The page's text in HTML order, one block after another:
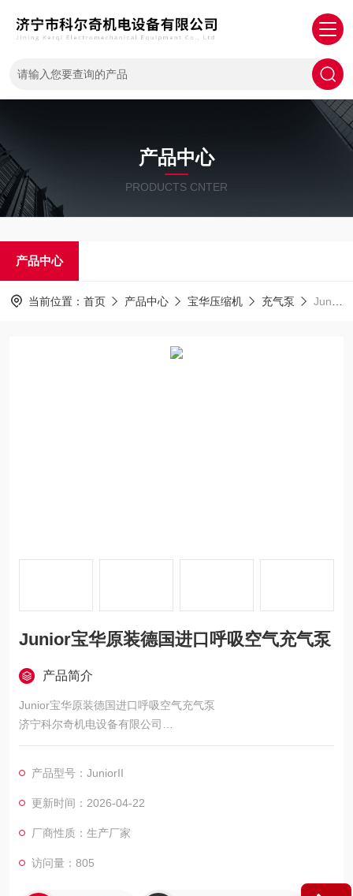
产品中心
PRODUCTS CNTER
产品中心
当前位置： 首页 产品中心 宝华压缩机 充气泵 JuniorIIJunior宝华原装德国进口呼吸空气充气泵
Junior宝华原装德国进口呼吸空气充气泵
产品简介
Junior宝华原装德国进口呼吸空气充气泵
济宁科尔奇机电设备有限公司
较好紧凑的便携式 BAUER 压缩机：具有较好小的尺寸和成熟的
广泛的使用可能性：适用于潜水运动员、船运用途、呼吸保护用
途、漆弹和防护运动等。
耐用性、可靠性、多种使用可能性和紧凑的柔性使 JUNIOR II 成
为的经典产品，并以超过 100,000 台的销售量成为真正的品。
产品型号：JuniorII
更新时间：2026-04-22
厂商性质：生产厂家
访问量：805